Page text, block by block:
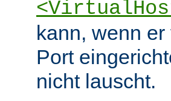
kann, wenn
Port
nicht lauscht.